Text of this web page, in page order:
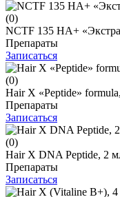
(0)
NCTF 135 НА+
Препараты
Записаться
(0)
Hair X «Peptide»
Препараты
Записаться
(0)
Hair X DNA Peptide, 2
Препараты
Записаться